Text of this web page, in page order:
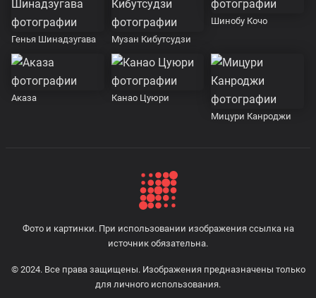
Генья Шинадзугава Музан Кибутсудзи
Шинобу Кочо
Аказа
Канао Цуюри
Мицури Канроджи
Фото и картинки. При использовании изображения ссылка на
источник обязательна.
© 2024. Все права защищены. Изображения предназначены только
для личного использования.